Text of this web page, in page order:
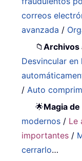
correos
avanzada /
📁Archivos
Desvincular en
/Auto
🌟Magia
modernos / Le
importantes /
cerrarlo…